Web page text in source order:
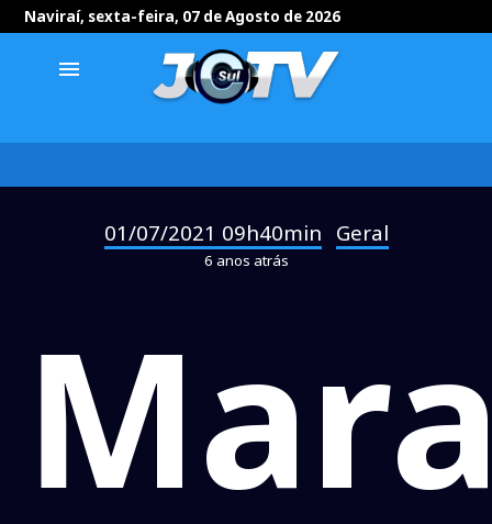
Naviraí, sexta-feira, 07 de Agosto de 2026
menu
01/07/2021 09h40min Geral
6 anos atrás